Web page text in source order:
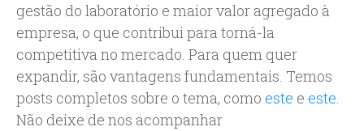
gestão do laboratório e maior valor agregado à
empresa, o que contribui para torná-la
competitiva no mercado. Para quem quer
expandir, são vantagens fundamentais. Temos
posts completos sobre o tema, como este e este.
Não deixe de nos acompanhar